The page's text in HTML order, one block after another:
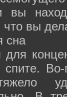
вы
вы
сна